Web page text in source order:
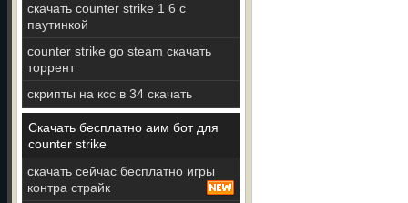
скачать counter strike 1 6 с
паутинкой
counter strike go steam скачать
торрент
скрипты на ксс в 34 скачать
Скачать бесплатно аим бот для
counter strike
скачать сейчас бесплатно игры
контра страйк